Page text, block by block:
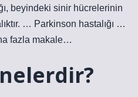
beyindeki sinir hücrelerinin
… Parkinson hastalığı …
fazla makale…